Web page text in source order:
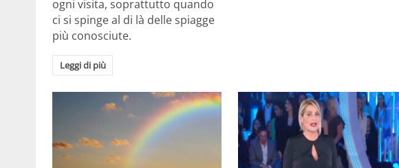
ogni visita, soprattutto quando
ci si spinge al di là delle spiagge
più conosciute.
Leggi di più